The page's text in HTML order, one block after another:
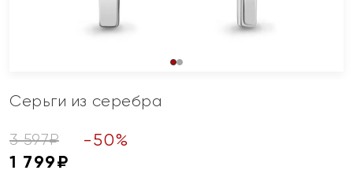
Серьги из серебра
3 597₽ -50%
1 799₽